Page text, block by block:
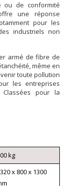
ou de conformité
une réponse
pour les
industriels non
armé de fibre de
même en
toute pollution
les entreprises
Classées pour la
kg
x 800 x 1300